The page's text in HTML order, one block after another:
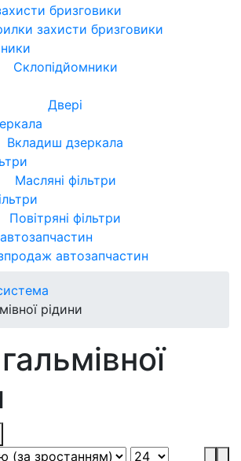
захисти бризговики
Склопідйомники
Двері
Вкладиш дзеркала
Масляні фільтри
Повітряні фільтри
автозапчастин
рідини